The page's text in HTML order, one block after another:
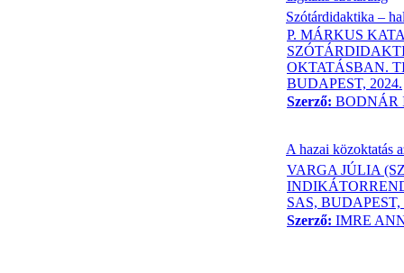
Szótárdidaktika –
P. MÁRKUS
OKTATÁSBAN.
BUDAPEST, 2024.
Szerző: BODNÁR
A hazai közoktatás
VARGA JÚLIA
SAS, BUDAPEST,
Szerző: IMRE